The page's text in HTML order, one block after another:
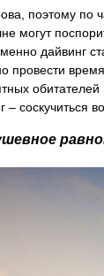
поэтому по
могут
дайвинг
провести
обитателей
– соскучиться